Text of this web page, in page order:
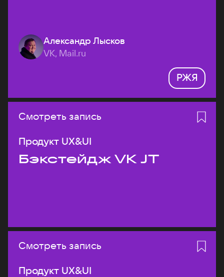
Александр Лысков
VK, Mail.ru
РЖЯ
Смотреть запись
Продукт UX&UI
Бэкстейдж VK JT
Смотреть запись
Продукт UX&UI